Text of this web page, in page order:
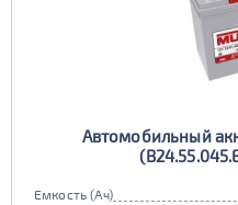
Автомобильный
Емкость (Ач)